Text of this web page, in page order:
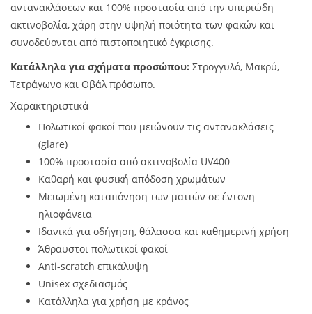
αντανακλάσεων και 100% προστασία από την υπεριώδη
ακτινοβολία, χάρη στην υψηλή ποιότητα των φακών και
συνοδεύονται από πιστοποιητικό έγκρισης.
Κατάλληλα για σχήματα προσώπου: Στρογγυλό, Μακρύ,
Τετράγωνο και Οβάλ πρόσωπο.
Χαρακτηριστικά
Πολωτικοί φακοί που μειώνουν τις αντανακλάσεις
(glare)
100% προστασία από ακτινοβολία UV400
Καθαρή και φυσική απόδοση χρωμάτων
Μειωμένη καταπόνηση των ματιών σε έντονη
ηλιοφάνεια
Ιδανικά για οδήγηση, θάλασσα και καθημερινή χρήση
Άθραυστοι πολωτικοί φακοί
Anti-scratch επικάλυψη
Unisex σχεδιασμός
Κατάλληλα για χρήση με κράνος